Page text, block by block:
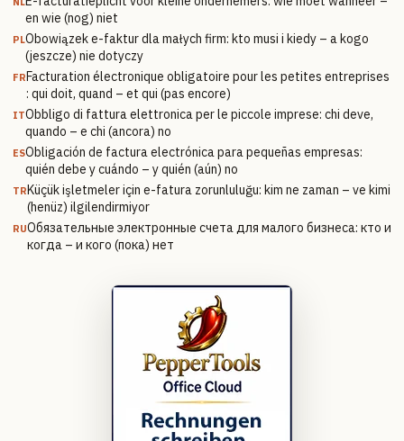
en wie (nog) niet
PLObowiązek e-faktur dla małych firm: kto musi i kiedy – a kogo
(jeszcze) nie dotyczy
FRFacturation électronique obligatoire pour les petites entreprises
: qui doit, quand – et qui (pas encore)
ITObbligo di fattura elettronica per le piccole imprese: chi deve,
quando – e chi (ancora) no
ESObligación de factura electrónica para pequeñas empresas:
quién debe y cuándo – y quién (aún) no
TRKüçük işletmeler için e-fatura zorunluluğu: kim ne zaman – ve kimi
(henüz) ilgilendirmiyor
RUОбязательные электронные счета для малого бизнеса: кто и
когда – и кого (пока) нет